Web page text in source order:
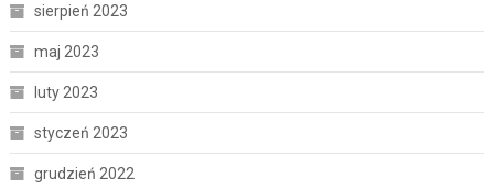
sierpień 2023
maj 2023
luty 2023
styczeń 2023
grudzień 2022